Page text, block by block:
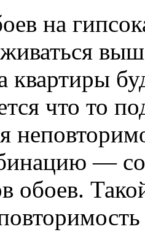
на
квартиры
что то
—
обоев.